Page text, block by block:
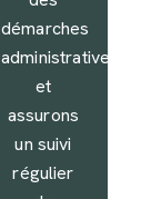
démarches
administratives,
et
assurons
un suivi
régulier